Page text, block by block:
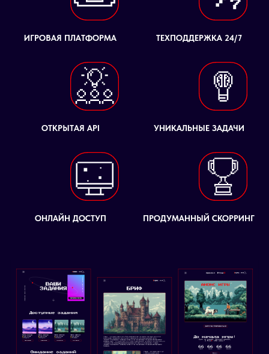
ИГРОВАЯ ПЛАТФОРМА ТЕХПОДДЕРЖКА 24/7
ОТКРЫТАЯ API УНИКАЛЬНЫЕ ЗАДАЧИ
ОНЛАЙН ДОСТУП ПРОДУМАННЫЙ СКОРРИНГ